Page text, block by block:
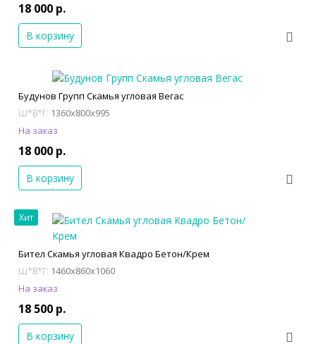
18 000 р.
В корзину
Будунов Групп Скамья угловая Вегас
Ш*В*Г: 1360x800x995
На заказ
18 000 р.
В корзину
Хит
Бител Скамья угловая Квадро Бетон/Крем
Ш*В*Г: 1460x860x1060
На заказ
18 500 р.
В корзину